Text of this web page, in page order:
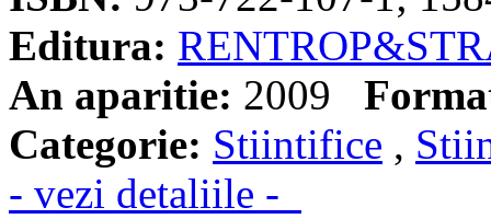
Editura:
An aparitie: 2009
Categorie: Stiintifice ,
- vezi detaliile -